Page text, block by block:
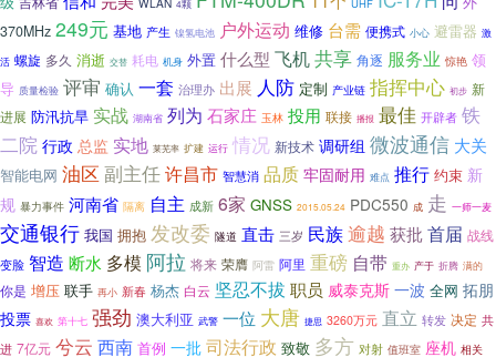
4颗 UHF
370MHz 249元 基地 产生 镍氢电池 户外运动 维修 台需 便携式 小心 避雷器 激
活 螺旋 多久 消逝 交替 耗电 机身 外置 什么型 飞机共享 角逐 服务业 惊艳 领
导 质量检验 评审 确认 一套 治理办 出展 人防 定制 产业链 指挥中心 初步 新
进展 防汛抗旱 实战 湖南省 列为 石家庄 玉林 投用 联接 播报 最佳 开辟者 铁
二院 行政 总监 实地 莱芜率 扩建 运行 情况 新技术 调研组 微波通信 大关
智能电网 油区 副主任许昌市 智慧消 品质牢固耐用 难点 推行 约束 新
规 暴力事件 河南省 隔离 自主 成新 6家 GNSS 2015.05.24 PDC550 成 走 一师一麦
交通银行 我国 拥抱 发改委 隧道 直击 三岁 民族逾越 获批首届 战线
变脸 智造 断水 多模 阿拉 将来 荣膺 阿雷 阿里 重磅 自带 重办 产于 折腾 满的
你是 增压 联手 再小 新春 杨杰 白云 坚忍不拔 职员 威泰克斯 一波 全网 拓朋
投票 喜欢 第十七 强劲 澳大利亚 武警 一位 大唐 捷思 3260万元 直立 转发 决定 共
进 7亿元 兮云 西南 首例 一批 司法行政 致敬 多方 对射 值班室 座机 相关